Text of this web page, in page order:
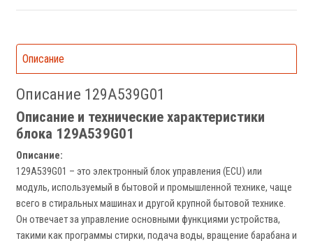
Описание
Описание 129A539G01
Описание и технические характеристики
блока 129A539G01
Описание:
129A539G01 – это электронный блок управления (ECU) или
модуль, используемый в бытовой и промышленной технике, чаще
всего в стиральных машинах и другой крупной бытовой технике.
Он отвечает за управление основными функциями устройства,
такими как программы стирки, подача воды, вращение барабана и